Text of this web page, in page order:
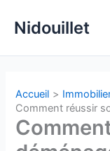
Nidouillet
Accueil
Comment réussir